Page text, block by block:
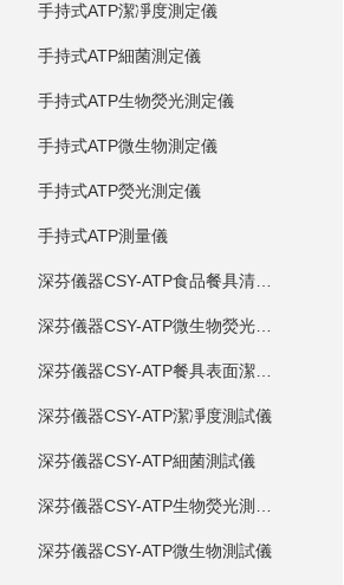
手持式ATP潔凈度測定儀
手持式ATP細菌測定儀
手持式ATP生物熒光測定儀
手持式ATP微生物測定儀
手持式ATP熒光測定儀
手持式ATP測量儀
深芬儀器CSY-ATP潔凈度測試儀
深芬儀器CSY-ATP細菌測試儀
深芬儀器CSY-ATP微生物測試儀